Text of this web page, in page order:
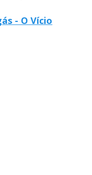
- O Vício